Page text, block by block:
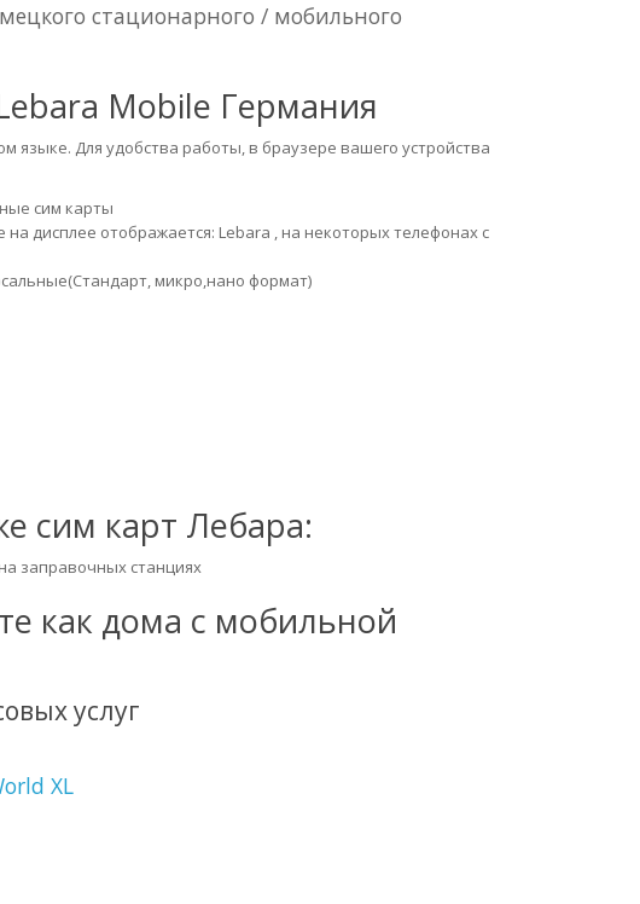
стационарного / мобильного
Mobile Германия
языке. Для удобства работы, в браузере вашего устройства
сим карты
дисплее отображается: Lebara , на некоторых телефонах с
микро,нано формат)
сим карт Лебара:
заправочных станциях
как дома с мобильной
услуг
XL